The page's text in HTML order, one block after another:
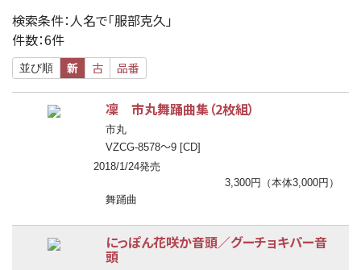
検索条件：人名で「服部克久」
件数：6件
並び順 新 古 品番
凜 市丸舞踊曲集（2枚組）
市丸
VZCG-8578〜9 [CD]
2018/1/24発売
3,300円（本体3,000円）
舞踊曲
にっぽん花咲か音頭／グーチョキパー音
頭